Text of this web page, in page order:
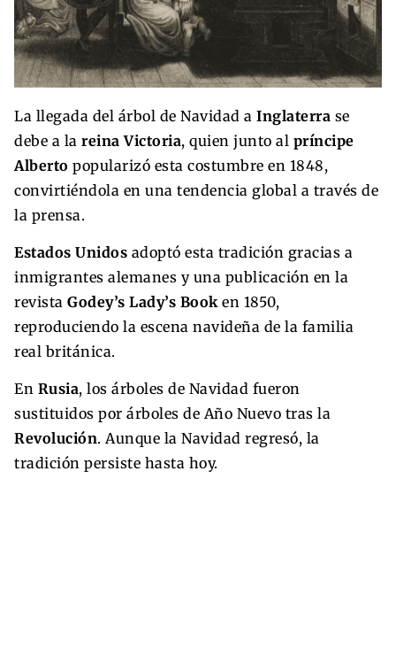
La llegada del árbol de Navidad a Inglaterra se
debe a la reina Victoria, quien junto al príncipe
Alberto popularizó esta costumbre en 1848,
convirtiéndola en una tendencia global a través de
la prensa.
Estados Unidos adoptó esta tradición gracias a
inmigrantes alemanes y una publicación en la
revista Godey’s Lady’s Booken 1850,
reproduciendo la escena navideña de la familia
real británica.
En Rusia, los árboles de Navidad fueron
sustituidos por árboles de Año Nuevo tras la
Revolución. Aunque la Navidad regresó, la
tradición persiste hasta hoy.